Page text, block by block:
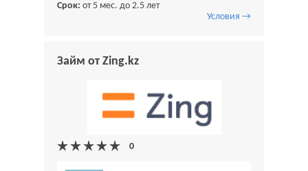
Срок: от 5 мес. до 2.5 лет
Условия →
Займ от Zing.kz